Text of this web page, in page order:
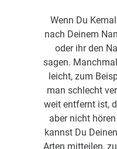
Wenn Du
nach Deinem
oder ihr den
sagen.
leicht, zum
man schlecht
weit entfernt ist,
aber nicht
kannst Du
Arten mitteilen,